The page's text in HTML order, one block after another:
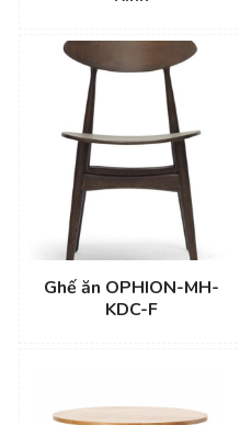
Ghế ăn OPHION-MH-
KDC-F